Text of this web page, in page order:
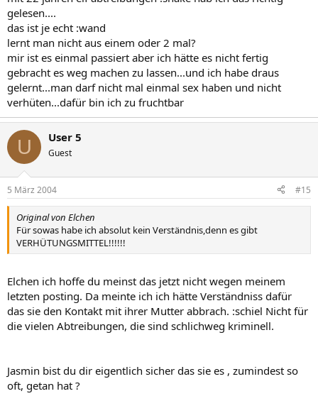
gelesen....
das ist je echt :wand
lernt man nicht aus einem oder 2 mal?
mir ist es einmal passiert aber ich hätte es nicht fertig
gebracht es weg machen zu lassen...und ich habe draus
gelernt...man darf nicht mal einmal sex haben und nicht
verhüten...dafür bin ich zu fruchtbar
U User 5
Guest
5 März 2004 #15
Original von Elchen
Für sowas habe ich absolut kein Verständnis,denn es gibt
VERHÜTUNGSMITTEL!!!!!!
Elchen ich hoffe du meinst das jetzt nicht wegen meinem
letzten posting. Da meinte ich ich hätte Verständniss dafür
das sie den Kontakt mit ihrer Mutter abbrach. :schiel Nicht für
die vielen Abtreibungen, die sind schlichweg kriminell.
Jasmin bist du dir eigentlich sicher das sie es , zumindest so
oft, getan hat ?